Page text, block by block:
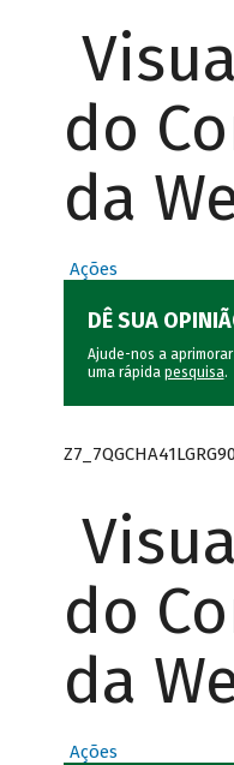
do
da
Ações
DÊ SUA
Ajude-nos a
uma rápida pesquisa.
do
da
Ações